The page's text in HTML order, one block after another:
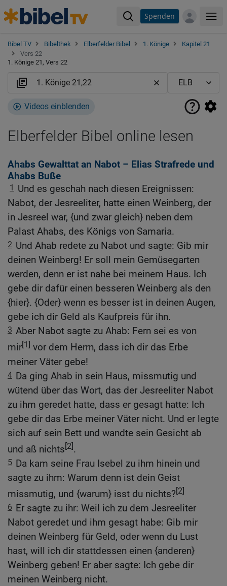
Spenden
Bibel TV Bibelthek Elberfelder Bibel 1. Könige
Kapitel 21
Vers 22
1. Könige 21, Vers 22
Videos einblenden
Elberfelder Bibel online lesen
Ahabs Gewalttat an Nabot – Elias Strafrede und
Ahabs Buße
1
Und es geschah nach diesen Ereignissen:
Nabot, der Jesreeliter, hatte einen Weinberg, der
in Jesreel war, {und zwar gleich} neben dem
Palast Ahabs, des Königs von Samaria.
2 Und Ahab redete zu Nabot und sagte: Gib mir
deinen Weinberg! Er soll mein Gemüsegarten
werden, denn er ist nahe bei meinem Haus. Ich
gebe dir dafür einen besseren Weinberg als den
{hier}. {Oder} wenn es besser ist in deinen Augen,
gebe ich dir Geld als Kaufpreis für ihn.
3 Aber Nabot sagte zu Ahab: Fern sei es von
mir[1] vor dem Herrn, dass ich dir das Erbe
meiner Väter gebe!
4 Da ging Ahab in sein Haus, missmutig und
wütend über das Wort, das der Jesreeliter Nabot
zu ihm geredet hatte, dass er gesagt hatte: Ich
gebe dir das Erbe meiner Väter nicht. Und er legte
sich auf sein Bett und wandte sein Gesicht ab
und aß nichts[2].
5 Da kam seine Frau Isebel zu ihm hinein und
sagte zu ihm: Warum denn ist dein Geist
missmutig, und {warum} isst du nichts?[2]
6 Er sagte zu ihr: Weil ich zu dem Jesreeliter
Nabot geredet und ihm gesagt habe: Gib mir
deinen Weinberg für Geld, oder wenn du Lust
hast, will ich dir stattdessen einen {anderen}
Weinberg geben! Er aber sagte: Ich gebe dir
meinen Weinberg nicht.